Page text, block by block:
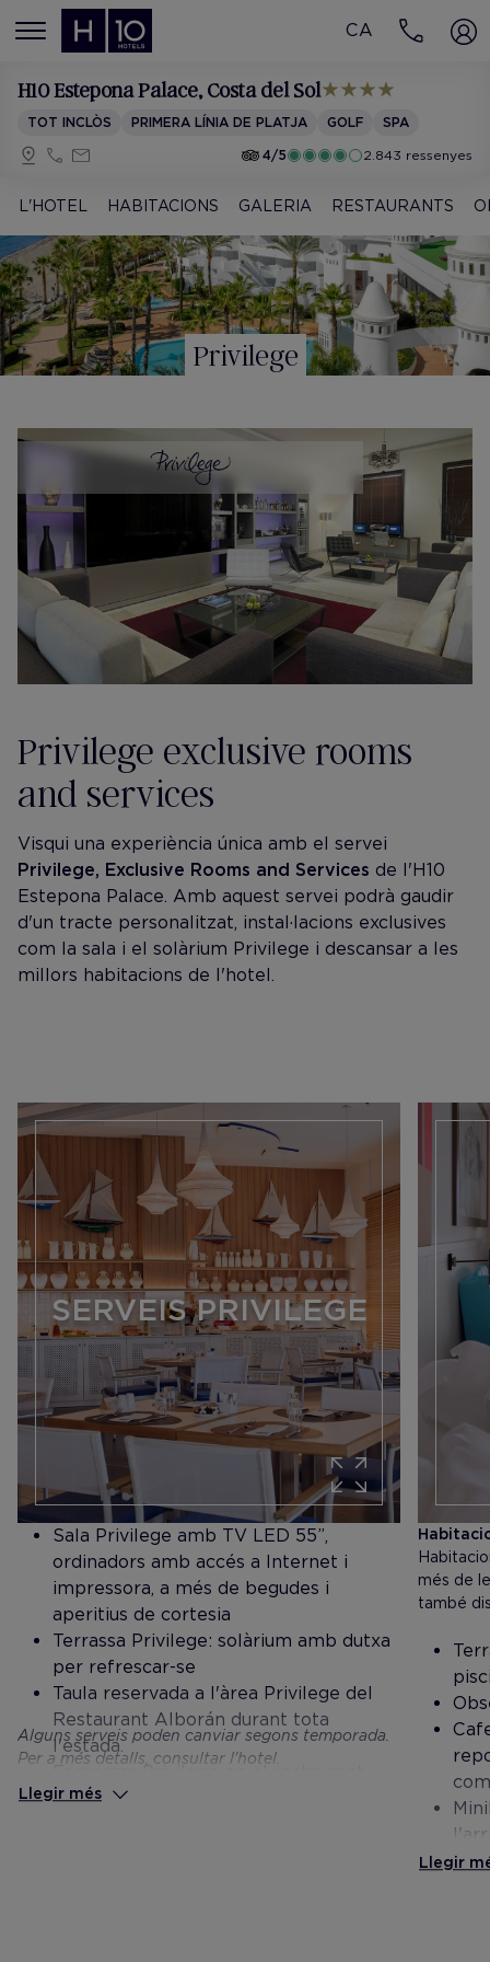
MENÚ
CA
H10 Estepona Palace, Costa del Sol
TOT INCLÒS PRIMERA LÍNIA DE PLATJA GOLF
SPA
4/5
2.843 ressenyes
L'HOTEL HABITACIONS GALERIA RESTAURANTS
Privilege
Privilege exclusive rooms
and services
Visqui una experiència única amb el servei
Privilege, Exclusive Rooms and Services de l'H10
Estepona Palace. Amb aquest servei podrà gaudir
d'un tracte personalitzat, instal·lacions exclusives
com la sala i el solàrium Privilege i descansar a les
millors habitacions de l'hotel.
SERVEIS PRIVILEGE
Sala Privilege amb TV LED 55”,
ordinadors amb accés a Internet i
impressora, a més de begudes i
aperitius de cortesia
Terrassa Privilege: solàrium amb dutxa
per refrescar-se
Taula reservada a l'àrea Privilege del
Restaurant Alborán durant tota
l'estada.
Thalassa.
Alguns serveis poden canviar segons temporada.
Per a més detalls, consultar l'hotel.
Llegir més
més de
també
Llegir